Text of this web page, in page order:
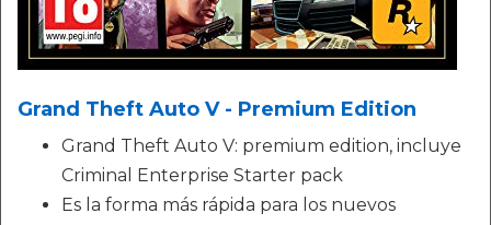
Grand Theft Auto V - Premium Edition
Grand Theft Auto V: premium edition, incluye
Criminal Enterprise Starter pack
Es la forma más rápida para los nuevos